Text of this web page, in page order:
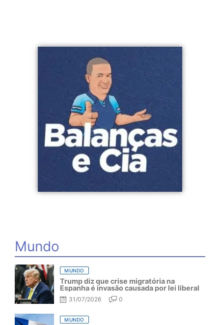
Mundo
MUNDO
Trump diz que crise migratória na
Espanha é invasão causada por lei liberal
31/07/2026 0
MUNDO